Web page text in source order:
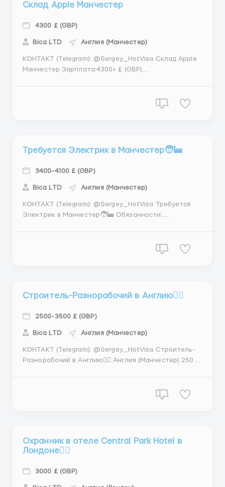
Склад Apple Манчестер
4300 £ (GBP)
Bica LТD Англия (Манчестер)
КОНТАКТ (Telegram): @Sergey_HotVisa Склад Apple
Манчестер Зарплата:4300+ £ (GBP)
Требуется Электрик в Манчестер🧑‍🏭
3400-4100 £ (GBP)
Bica LТD Англия (Манчестер)
КОНТАКТ (Telegram): @Sergey_HotVisa Требуется
Электрик в Манчестер🧑‍🏭 Обязанности:
Строитель-Разнорабочий в Англию👷‍♂️
2500-3500 £ (GBP)
Bica LТD Англия (Манчестер)
КОНТАКТ (Telegram): @Sergey_HotVisa Строитель-
Разнорабочий в Англию👷‍♂️ Англия (Манчестер) 2500-
Охранник в отеле Central Park Hotel в
Лондоне👮‍♂️
3000 £ (GBP)